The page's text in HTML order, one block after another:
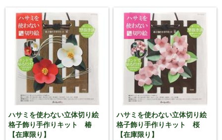
ハサミを使わない立体切り絵
格子飾り手作りキット 椿
【在庫限り】
ハサミを使わない立体切り絵
格子飾り手作りキット 桜
【在庫限り】